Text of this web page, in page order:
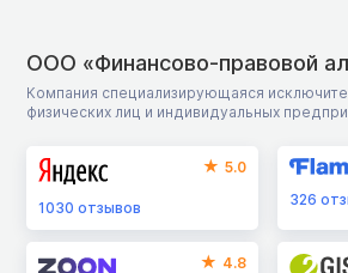
ООО «Финансово-правовой
Компания специализирующаяся
физических лиц и индивидуальных
5.0
1030 отзывов
326
4.8